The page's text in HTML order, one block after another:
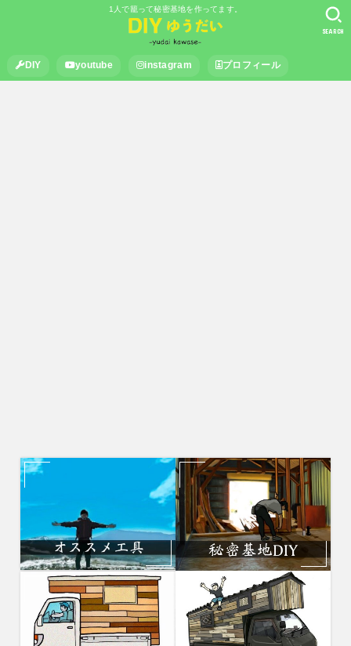
1人で籠って秘密基地を作ってます。
DIY youtube instagram プロフィール
SEARCH